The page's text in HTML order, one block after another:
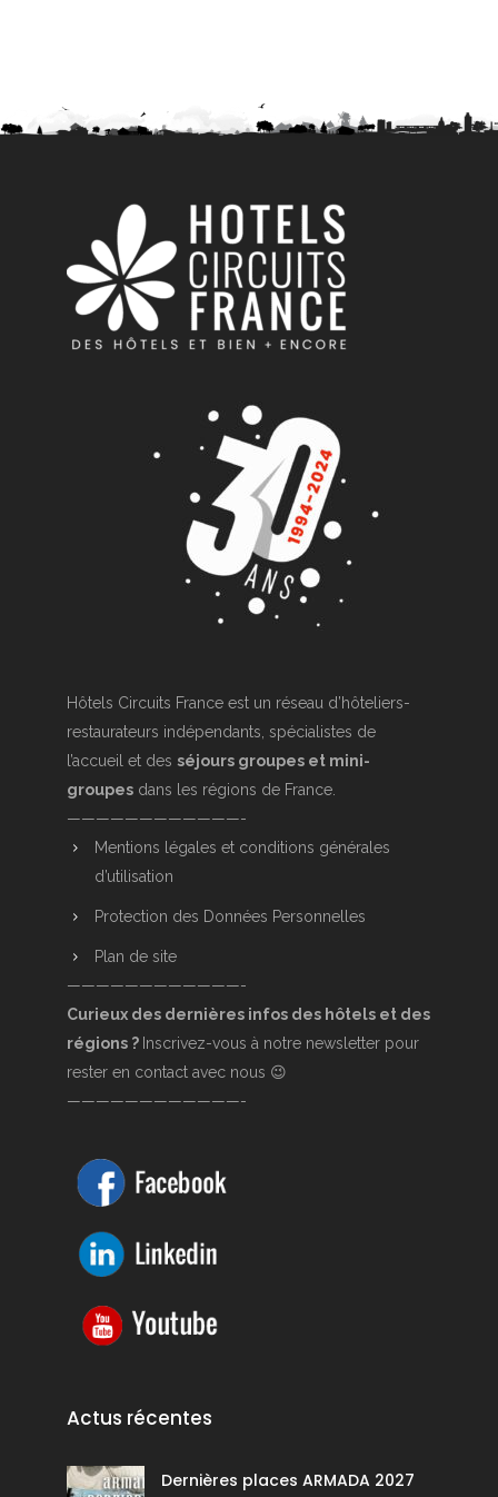
Hôtels Circuits France est un réseau d’hôteliers-
restaurateurs indépendants, spécialistes de
l’accueil et des séjours groupes et mini-
groupesdans les régions de France.
————————————-
Mentions légales et conditions générales
d’utilisation
Protection des Données Personnelles
Plan de site
————————————-
Curieux des dernières infos des hôtels et des
régions ? Inscrivez-vous à notre newsletter pour
rester en contact avec nous 😉
————————————-
Actus récentes
Dernières places ARMADA 2027